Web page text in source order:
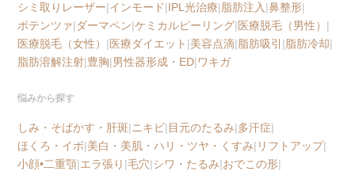
シミ取りレーザー|インモード|IPL光治療|脂肪注入|鼻整形|
ポテンツァ|ダーマペン|ケミカルピーリング|医療脱毛（男性） |
医療脱毛（女性） |医療ダイエット |美容点滴|脂肪吸引 |脂肪冷却|
脂肪溶解注射|豊胸|男性器形成・ED|ワキガ
悩みから探す
しみ・そばかす・肝斑|ニキビ|目元のたるみ|多汗症|
ほくろ・イボ|美白・美肌・ハリ・ツヤ・くすみ| リフトアップ|
小顔•二重顎|エラ張り |毛穴|シワ・たるみ|おでこの形|